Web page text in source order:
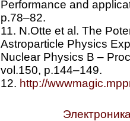
Performance and
p.78–82.
11. N.Otte et al. The
Astroparticle Physics
Nuclear Physics B –
vol.150, p.144–149.
12. http://